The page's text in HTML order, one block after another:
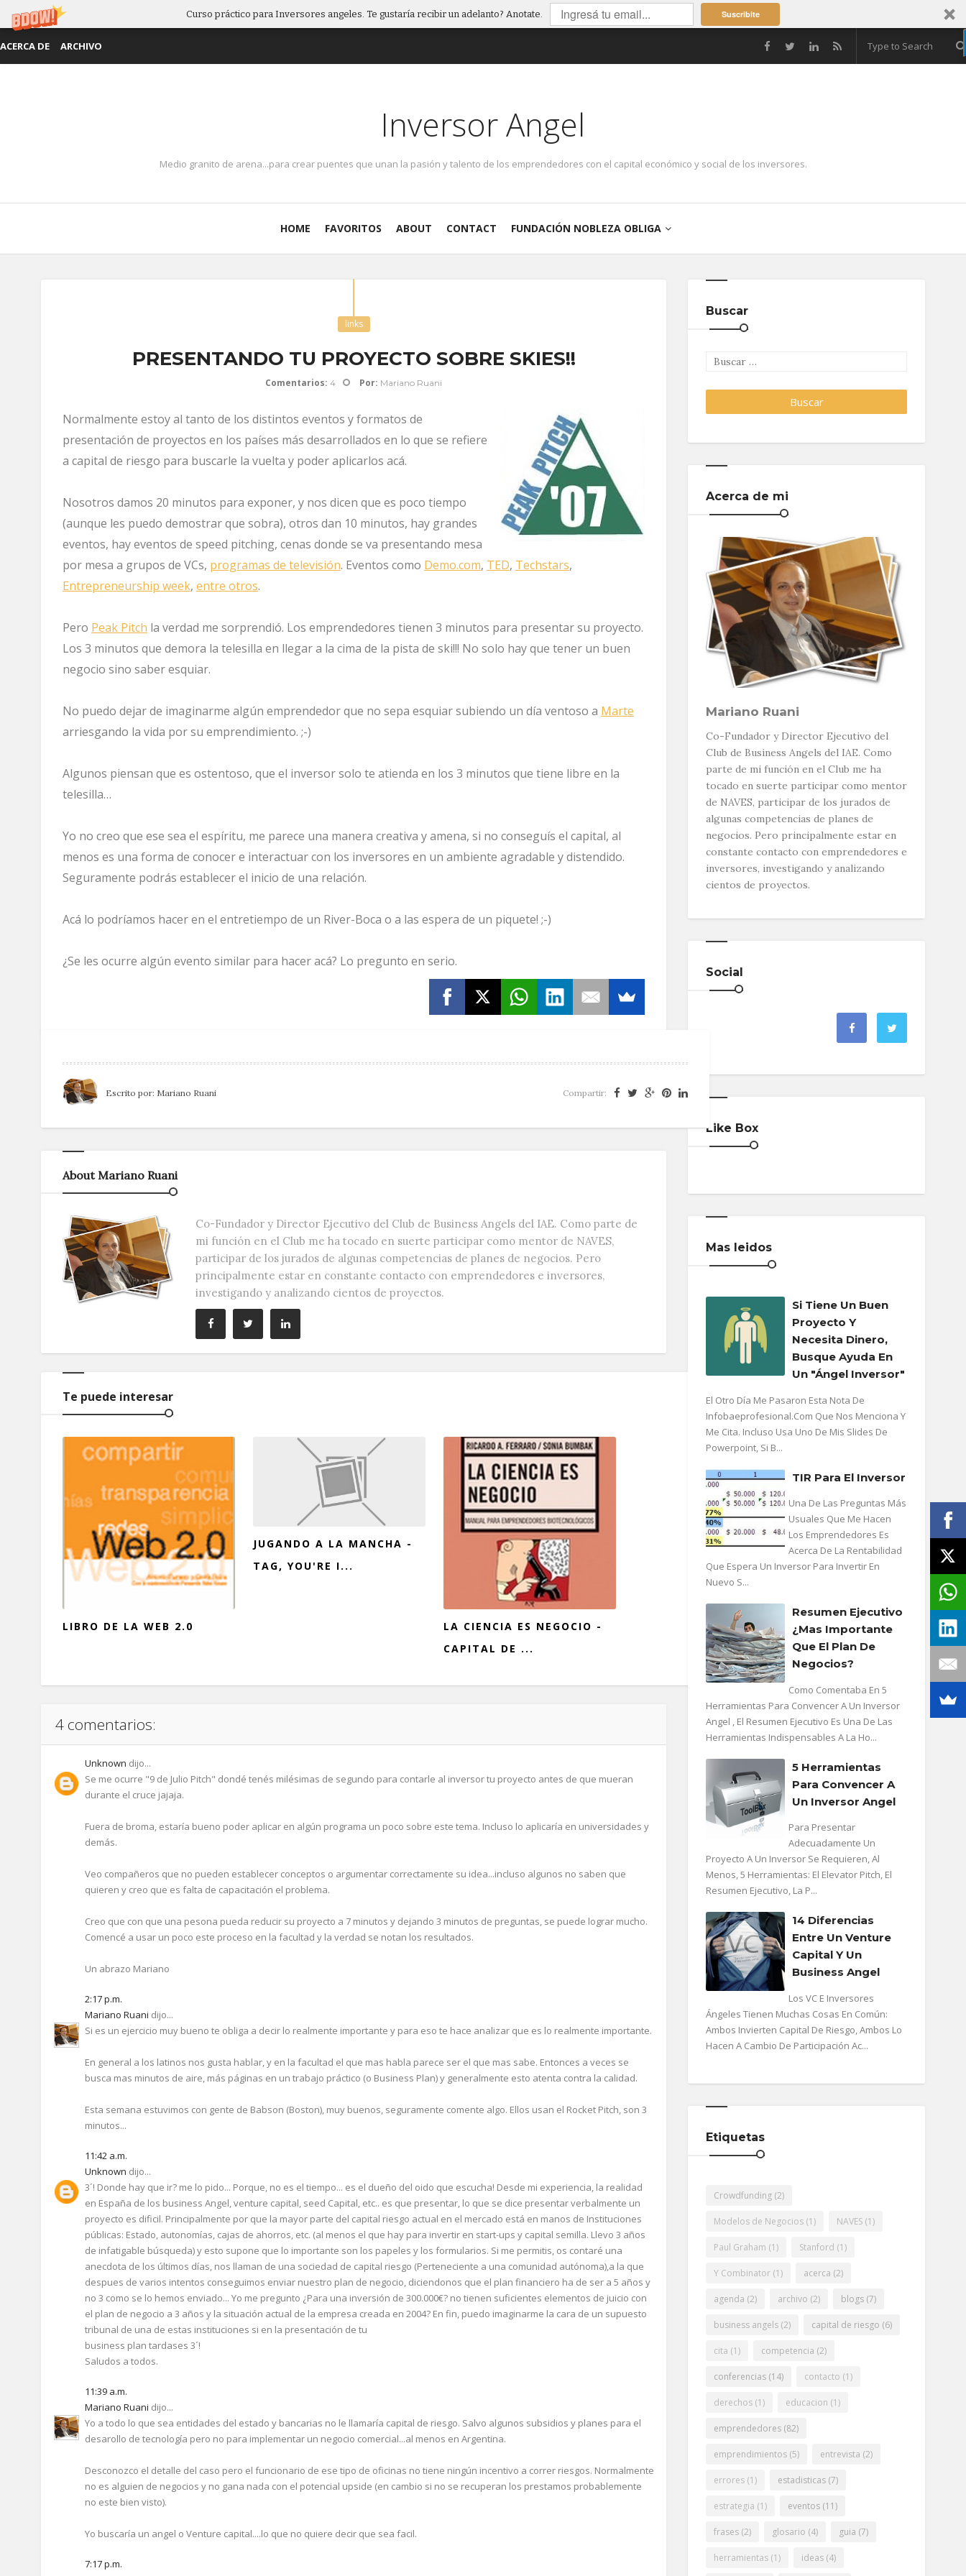
Curso práctico para Inversores angeles. Te gustaría recibir un adelanto? Anotate. Suscribite
ACERCA DE ARCHIVO
Inversor Angel
Medio granito de arena...para crear puentes que unan la pasión y talento de los emprendedores con el capital económico y social de los inversores.
HOME FAVORITOS ABOUT CONTACT FUNDACIÓN NOBLEZA OBLIGA
links
PRESENTANDO TU PROYECTO SOBRE SKIES!!
Comentarios: 4 Por: Mariano Ruani
Normalmente estoy al tanto de los distintos eventos y formatos de
presentación de proyectos en los países más desarrollados en lo que se refiere
a capital de riesgo para buscarle la vuelta y poder aplicarlos acá.
Nosotros damos 20 minutos para exponer, y nos dicen que es poco tiempo
(aunque les puedo demostrar que sobra), otros dan 10 minutos, hay grandes
eventos, hay eventos de speed pitching, cenas donde se va presentando mesa
por mesa a grupos de VCs, programas de televisión. Eventos como Demo.com, TED, Techstars,
Entrepreneurship week, entre otros.
Pero Peak Pitch la verdad me sorprendió. Los emprendedores tienen 3 minutos para presentar su proyecto.
Los 3 minutos que demora la telesilla en llegar a la cima de la pista de ski!!! No solo hay que tener un buen
negocio sino saber esquiar.
No puedo dejar de imaginarme algún emprendedor que no sepa esquiar subiendo un día ventoso a Marte
arriesgando la vida por su emprendimiento. ;-)
Algunos piensan que es ostentoso, que el inversor solo te atienda en los 3 minutos que tiene libre en la
telesilla…
Yo no creo que ese sea el espíritu, me parece una manera creativa y amena, si no conseguís el capital, al
menos es una forma de conocer e interactuar con los inversores en un ambiente agradable y distendido.
Seguramente podrás establecer el inicio de una relación.
Acá lo podríamos hacer en el entretiempo de un River-Boca o a las espera de un piquete! ;-)
¿Se les ocurre algún evento similar para hacer acá? Lo pregunto en serio.
Escrito por: Mariano Ruani Compartir:
About Mariano Ruani
Co-Fundador y Director Ejecutivo del Club de Business Angels del IAE. Como parte de
mi función en el Club me ha tocado en suerte participar como mentor de NAVES,
participar de los jurados de algunas competencias de planes de negocios. Pero
principalmente estar en constante contacto con emprendedores e inversores,
investigando y analizando cientos de proyectos.
Te puede interesar
LIBRO DE LA WEB 2.0
JUGANDO A LA MANCHA -
TAG, YOU'RE I...
LA CIENCIA ES NEGOCIO -
CAPITAL DE ...
4 comentarios:
Unknown dijo...
Se me ocurre "9 de Julio Pitch" dondé tenés milésimas de segundo para contarle al inversor tu proyecto antes de que mueran
durante el cruce jajaja.
Fuera de broma, estaría bueno poder aplicar en algún programa un poco sobre este tema. Incluso lo aplicaría en universidades y
demás.
Veo compañeros que no pueden establecer conceptos o argumentar correctamente su idea...incluso algunos no saben que
quieren y creo que es falta de capacitación el problema.
Creo que con que una pesona pueda reducir su proyecto a 7 minutos y dejando 3 minutos de preguntas, se puede lograr mucho.
Comencé a usar un poco este proceso en la facultad y la verdad se notan los resultados.
Un abrazo Mariano
2:17 p.m.
Mariano Ruani dijo...
Si es un ejercicio muy bueno te obliga a decir lo realmente importante y para eso te hace analizar que es lo realmente importante.
En general a los latinos nos gusta hablar, y en la facultad el que mas habla parece ser el que mas sabe. Entonces a veces se
busca mas minutos de aire, más páginas en un trabajo práctico (o Business Plan) y generalmente esto atenta contra la calidad.
Esta semana estuvimos con gente de Babson (Boston), muy buenos, seguramente comente algo. Ellos usan el Rocket Pitch, son 3
minutos...
11:42 a.m.
Unknown dijo...
3´! Donde hay que ir? me lo pido... Porque, no es el tiempo... es el dueño del oido que escucha! Desde mi experiencia, la realidad
en España de los business Angel, venture capital, seed Capital, etc.. es que presentar, lo que se dice presentar verbalmente un
proyecto es dificil. Principalmente por que la mayor parte del capital riesgo actual en el mercado está en manos de Instituciones
públicas: Estado, autonomías, cajas de ahorros, etc. (al menos el que hay para invertir en start-ups y capital semilla. Llevo 3 años
de infatigable búsqueda) y esto supone que lo importante son los papeles y los formularios. Si me permitis, os contaré una
anecdota de los últimos días, nos llaman de una sociedad de capital riesgo (Perteneciente a una comunidad autónoma),a la que
despues de varios intentos conseguimos enviar nuestro plan de negocio, diciendonos que el plan financiero ha de ser a 5 años y
no 3 como se lo hemos enviado... Yo me pregunto ¿Para una inversión de 300.000€? no tienen suficientes elementos de juicio con
el plan de negocio a 3 años y la situación actual de la empresa creada en 2004? En fin, puedo imaginarme la cara de un supuesto
tribunal de una de estas instituciones si en la presentación de tu
business plan tardases 3´!
Saludos a todos.
11:39 a.m.
Mariano Ruani dijo...
Yo a todo lo que sea entidades del estado y bancarias no le llamaría capital de riesgo. Salvo algunos subsidios y planes para el
desarollo de tecnología pero no para implementar un negocio comercial...al menos en Argentina.
Desconozco el detalle del caso pero el funcionario de ese tipo de oficinas no tiene ningún incentivo a correr riesgos. Normalmente
no es alguien de negocios y no gana nada con el potencial upside (en cambio si no se recuperan los prestamos probablemente
no este bien visto).
Yo buscaría un angel o Venture capital....lo que no quiere decir que sea facil.
7:17 p.m.
Buscar
Acerca de mi
Mariano Ruani
Co-Fundador y Director Ejecutivo del
Club de Business Angels del IAE. Como
parte de mi función en el Club me ha
tocado en suerte participar como mentor
de NAVES, participar de los jurados de
algunas competencias de planes de
negocios. Pero principalmente estar en
constante contacto con emprendedores e
inversores, investigando y analizando
cientos de proyectos.
Social
Like Box
Mas leidos
Si Tiene Un Buen
Proyecto Y
Necesita Dinero,
Busque Ayuda En
Un "ángel Inversor"
El Otro Día Me Pasaron Esta Nota De
Infobaeprofesional.com Que Nos Menciona Y
Me Cita. Incluso Usa Uno De Mis Slides De
Powerpoint, Si B...
TIR Para El Inversor
Una De Las Preguntas Más
Usuales Que Me Hacen
Los Emprendedores Es
Acerca De La Rentabilidad
Que Espera Un Inversor Para Invertir En
Nuevo S...
Resumen Ejecutivo
¿mas Importante
Que El Plan De
Negocios?
Como Comentaba En 5
Herramientas Para Convencer A Un Inversor
Angel , El Resumen Ejecutivo Es Una De Las
Herramientas Indispensables A La Ho...
5 Herramientas
Para Convencer A
Un Inversor Angel
Para Presentar
Adecuadamente Un
Proyecto A Un Inversor Se Requieren, Al
Menos, 5 Herramientas: El Elevator Pitch, El
Resumen Ejecutivo, La P...
14 Diferencias
Entre Un Venture
Capital Y Un
Business Angel
Los VC E Inversores
Ángeles Tienen Muchas Cosas En Común:
Ambos Invierten Capital De Riesgo, Ambos Lo
Hacen A Cambio De Participación Ac...
Etiquetas
Crowdfunding (2)
Modelos de Negocios (1) NAVES (1)
Paul Graham (1) Stanford (1)
Y Combinator (1) acerca (2)
agenda (2) archivo (2) blogs (7)
business angels (2) capital de riesgo (6)
cita (1) competencia (2)
conferencias (14) contacto (1)
derechos (1) educacion (1)
emprendedores (82)
emprendimientos (5) entrevista (2)
errores (1) estadisticas (7)
estrategia (1) eventos (11)
frases (2) glosario (4) guia (7)
herramientas (1) ideas (4)